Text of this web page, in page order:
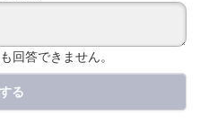
回答できません。
る